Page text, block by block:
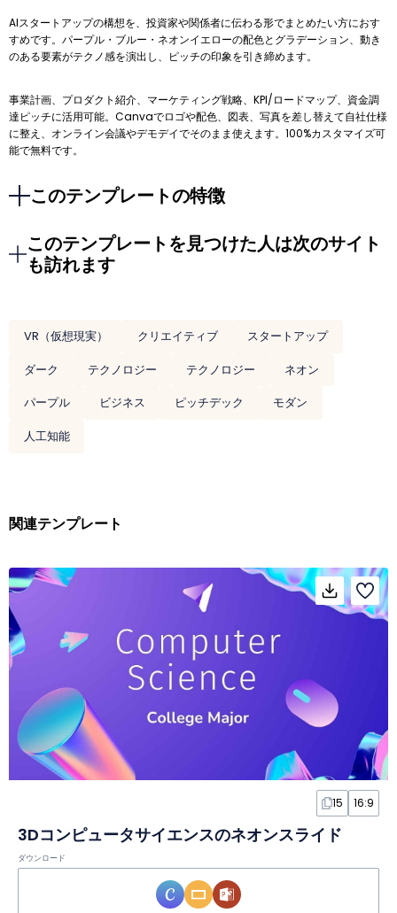
AIスタートアップの構想を、投資家や関係者に伝わる形でまとめたい方におす
すめです。パープル・ブルー・ネオンイエローの配色とグラデーション、動き
のある要素がテクノ感を演出し、ピッチの印象を引き締めます。
事業計画、プロダクト紹介、マーケティング戦略、KPI/ロードマップ、資金調
達ピッチに活用可能。Canvaでロゴや配色、図表、写真を差し替えて自社仕様
に整え、オンライン会議やデモデイでそのまま使えます。100%カスタマイズ可
能で無料です。
このテンプレートの特徴
このテンプレートを見つけた人は次のサイト
も訪れます
VR（仮想現実） クリエイティブ
スタートアップ
ダーク
テクノロジー テクノロジー
ネオン
パープル
ビジネス ピッチデック
モダン
人工知能
関連テンプレート
15 16:9
3Dコンピュータサイエンスのネオンスライド
ダウンロード